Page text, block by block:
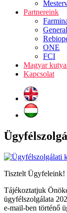
Partnereink
ONE
FCI
Magyar
Kapcsolat
Tisztelt Ügyfeleink!
Tájékoztatjuk
ügyfélszolgálata
e-mail-ben történő